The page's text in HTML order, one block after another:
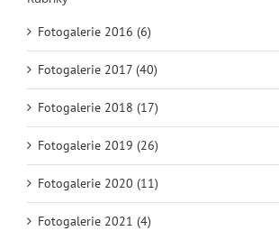
Fotogalerie 2016 (6)
Fotogalerie 2017 (40)
Fotogalerie 2018 (17)
Fotogalerie 2019 (26)
Fotogalerie 2020 (11)
Fotogalerie 2021 (4)